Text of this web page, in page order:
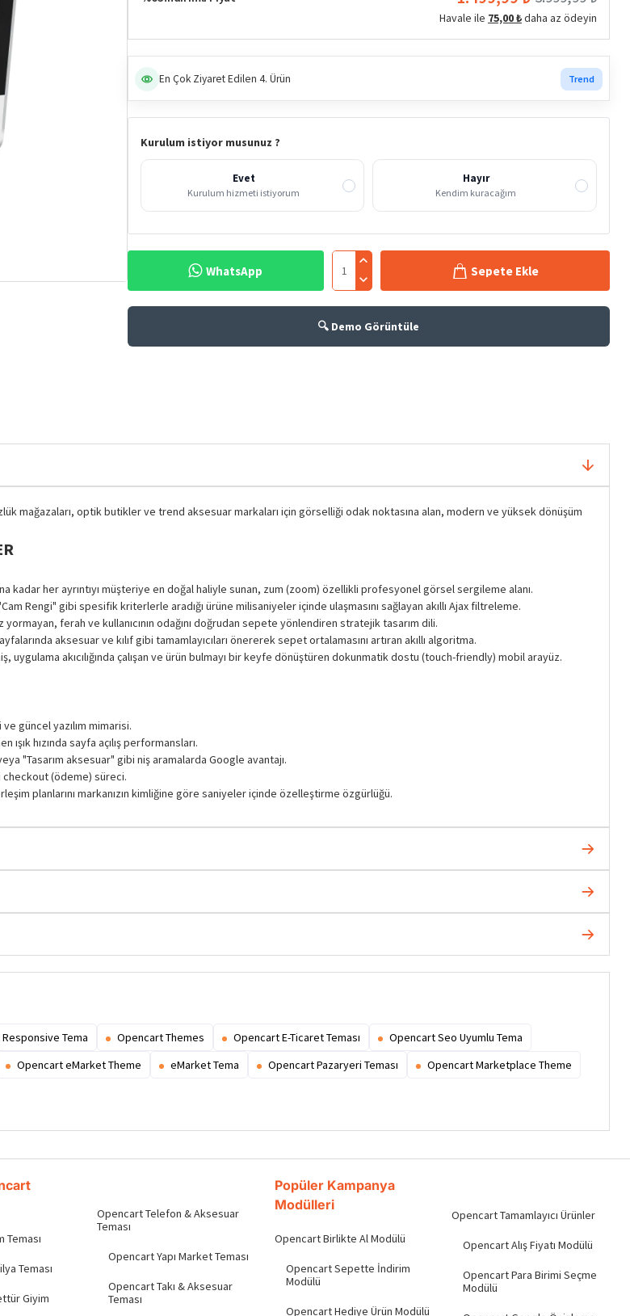
Havale ile 75,00 ₺daha az ödeyin
En Çok Ziyaret Edilen 4. Ürün Trend
Kurulum istiyor musunuz ?
Evet
Kurulum hizmeti istiyorum
Hayır
Kendim kuracağım
WhatsApp Sepete Ekle
🔍 Demo Görüntüle
mağazaları, optik butikler ve trend aksesuar markaları için görselliği odak noktasına alan, modern ve yüksek dönüşüm
kadar her ayrıntıyı müşteriye en doğal haliyle sunan, zum (zoom) özellikli profesyonel görsel sergileme alanı.
Rengi" gibi spesifik kriterlerle aradığı ürüne milisaniyeler içinde ulaşmasını sağlayan akıllı Ajax filtreleme.
ferah ve kullanıcının odağını doğrudan sepete yönlendiren stratejik tasarım dili.
aksesuar ve kılıf gibi tamamlayıcıları önererek sepet ortalamasını artıran akıllı algoritma.
uygulama akıcılığında çalışan ve ürün bulmayı bir keyfe dönüştüren dokunmatik dostu (touch-friendly) mobil arayüz.
güncel yazılım mimarisi.
hızında sayfa açılış performansları.
"Tasarım aksesuar" gibi niş aramalarda Google avantajı.
(ödeme) süreci.
planlarını markanızın kimliğine göre saniyeler içinde özelleştirme özgürlüğü.
Tema Opencart Themes Opencart E-Ticaret Teması
Opencart Seo Uyumlu Tema
Opencart eMarket Theme eMarket Tema Opencart Pazaryeri Teması
Opencart Marketplace Theme
Teması
Teması
Giyim
Opencart Telefon & Aksesuar
Teması
Opencart Yapı Market Teması
Opencart Takı & Aksesuar
Teması
Popüler Kampanya
Modülleri
Opencart Birlikte Al Modülü
Opencart Sepette İndirim
Modülü
Opencart Hediye Ürün Modülü
Opencart Tamamlayıcı Ürünler
Opencart Alış Fiyatı Modülü
Opencart Para Birimi Seçme
Modülü